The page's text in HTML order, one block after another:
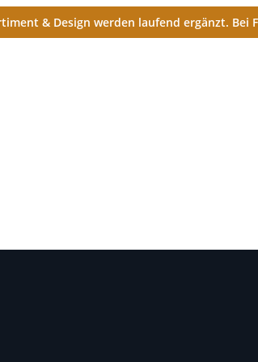
& Design werden laufend ergänzt.